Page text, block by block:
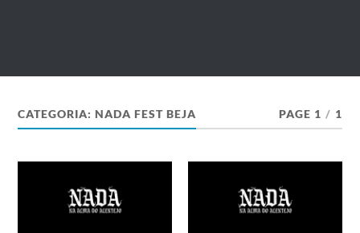
CATEGORIA:NADA FEST BEJA PAGE 1 / 1